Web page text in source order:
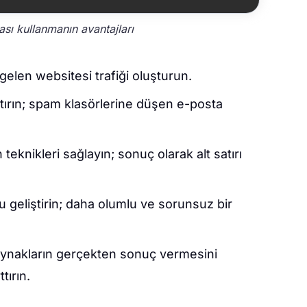
kullanmanın avantajları
websitesi trafiği oluşturun.
spam klasörlerine düşen e-posta
sağlayın; sonuç olarak alt satırı
geliştirin; daha olumlu ve sorunsuz bir
gerçekten sonuç vermesini